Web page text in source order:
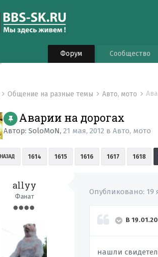
Форум Сообщество
Общение на разные темы Авто, мото
Аварии на дорогах
Автор:SoloMoN,21 мая, 2012 вАвто, мото
НАЗАД 1614 1615 1616 1617 1618
allyy
Фанат
Опубликовано: 19
В
нашли